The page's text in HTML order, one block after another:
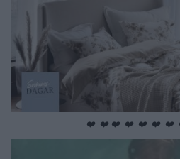
❤️ ❤️ ❤️ ❤️ ❤️ ❤️ ❤️